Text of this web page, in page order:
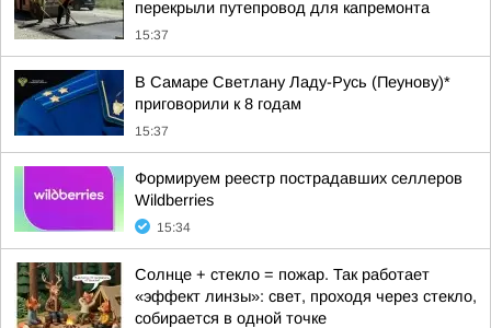
перекрыли путепровод для капремонта
15:37
В Самаре Светлану Ладу-Русь (Пеунову)*
приговорили к 8 годам
15:37
Формируем реестр пострадавших селлеров
Wildberries
15:34
Солнце + стекло = пожар. Так работает
«эффект линзы»: свет, проходя через стекло,
собирается в одной точке